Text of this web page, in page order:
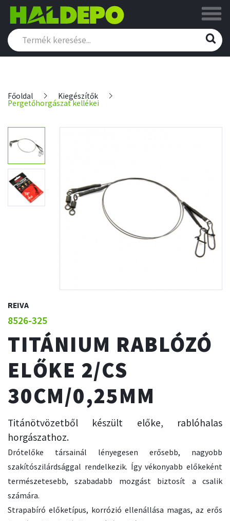
Főoldal Kiegészítők
Pergetőhorgászat kellékei
REIVA
8526-325
TITÁNIUM RABLÓZÓ
ELŐKE 2/CS
30CM/0,25MM
Titánötvözetből készült előke, rablóhalas
horgászathoz.
Drótelőke társainál lényegesen erősebb, nagyobb
szakítószilárdsággal rendelkezik. Így vékonyabb előkeként
természetesebb, szabadabb mozgást biztosít a csalik
számára.
Strapabíró előketípus, korrózió ellenállása magas, az erős